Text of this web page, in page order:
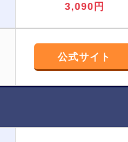
3,090円
公式サイト